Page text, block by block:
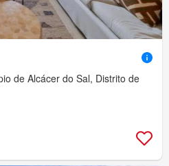
de Alcácer do Sal, Distrito de